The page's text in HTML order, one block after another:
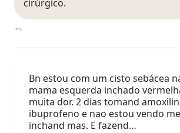
cirúrgico.
Bn estou com um cisto sebácea
mama esquerda inchado
muita dor. 2 dias tomand
ibuprofeno e nao estou vendo
inchand mas. E fazend…